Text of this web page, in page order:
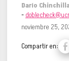
Darío
-
noviembre 25,
Compartir en: